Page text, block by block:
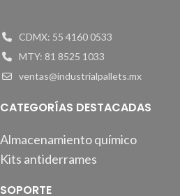
CDMX: 55 4160 0533
MTY: 81 8525 1033
ventas@industrialpallets.mx
CATEGORÍAS DESTACADAS
Almacenamiento químico
Kits antiderrames
SOPORTE